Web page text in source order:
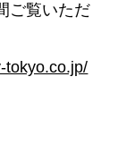
ご覧いただ
tokyo.co.jp/